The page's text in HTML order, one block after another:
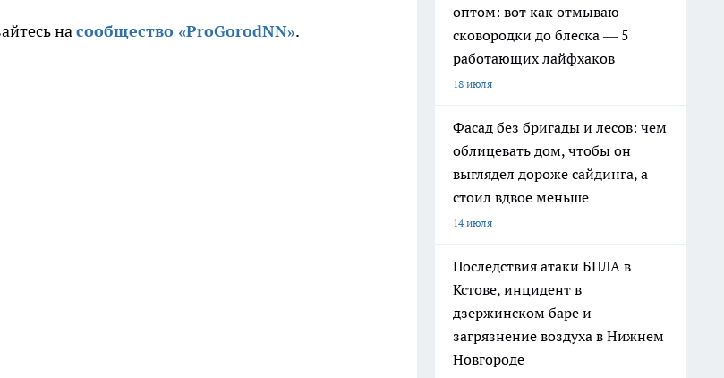
насообщество «ProGorodNN».
оптом: вот как отмываю
сковородки до блеска — 5
работающих лайфхаков
18 июля
Фасад без бригады и лесов: чем
облицевать дом, чтобы он
выглядел дороже сайдинга, а
стоил вдвое меньше
14 июля
Последствия атаки БПЛА в
Кстове, инцидент в
дзержинском баре и
загрязнение воздуха в Нижнем
Новгороде